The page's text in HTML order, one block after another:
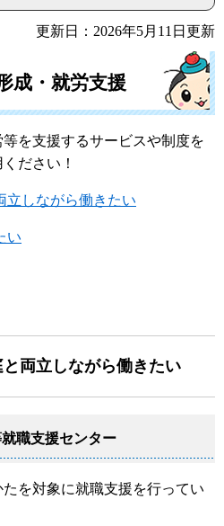
更新日：2026年5月11日更新
成・就労支援
を支援するサービスや制度を
ださい！
しながら働きたい
い
両立しながら働きたい
職支援センター
を対象に就職支援を行ってい